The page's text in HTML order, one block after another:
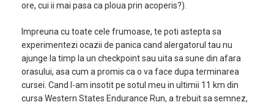
ore, cui ii mai pasa ca ploua prin acoperis?).
Impreuna cu toate cele frumoase, te poti astepta sa
experimentezi ocazii de panica cand alergatorul tau nu
ajunge la timp la un checkpoint sau uita sa sune din afara
orasului, asa cum a promis ca o va face dupa terminarea
cursei. Cand l-am insotit pe sotul meu in ultimii 11 km din
cursa Western States Endurance Run, a trebuit sa semnez,